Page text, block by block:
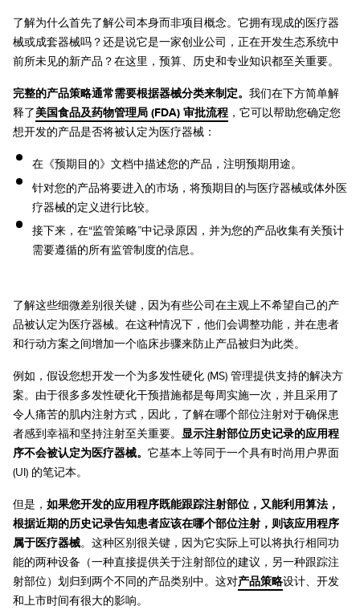
了解为什么首先了解公司本身而非项目概念。它拥有现成的医疗器
械或成套器械吗？还是说它是一家创业公司，正在开发生态系统中
前所未见的新产品？在这里，预算、历史和专业知识都至关重要。
完整的产品策略通常需要根据器械分类来制定。 我们在下方简单解
释了美国食品及药物管理局 (FDA) 审批流程，它可以帮助您确定您
想开发的产品是否将被认定为医疗器械：
在《预期目的》文档中描述您的产品，注明预期用途。
针对您的产品将要进入的市场，将预期目的与医疗器械或体外医
疗器械的定义进行比较。
接下来，在“监管策略”中记录原因，并为您的产品收集有关预计
需要遵循的所有监管制度的信息。
了解这些细微差别很关键，因为有些公司在主观上不希望自己的产
品被认定为医疗器械。在这种情况下，他们会调整功能，并在患者
和行动方案之间增加一个临床步骤来防止产品被归为此类。
例如，假设您想开发一个为多发性硬化 (MS) 管理提供支持的解决方
案。由于很多多发性硬化干预措施都是每周实施一次，并且采用了
令人痛苦的肌内注射方式，因此，了解在哪个部位注射对于确保患
者感到幸福和坚持注射至关重要。 显示注射部位历史记录的应用程
序不会被认定为医疗器械。 它基本上等同于一个具有时尚用户界面
(UI) 的笔记本。
但是， 如果您开发的应用程序既能跟踪注射部位，又能利用算法，
根据近期的历史记录告知患者应该在哪个部位注射，则该应用程序
属于医疗器械。这种区别很关键，因为它实际上可以将执行相同功
能的两种设备（一种直接提供关于注射部位的建议，另一种跟踪注
射部位）划归到两个不同的产品类别中。这对产品策略设计、开发
和上市时间有很大的影响。